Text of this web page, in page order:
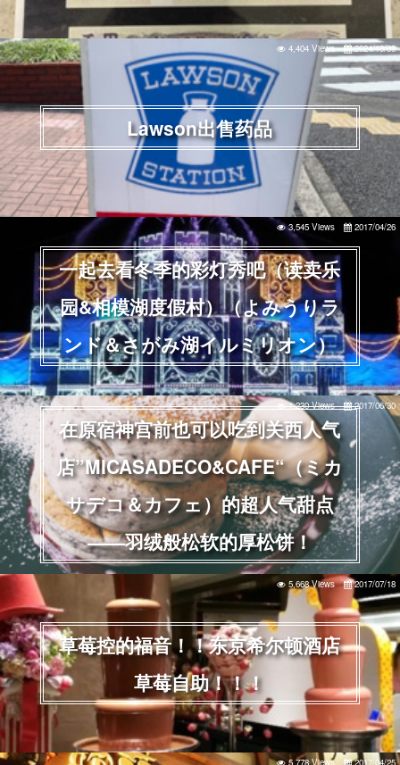
Lawson出售药品
4,404 Views 2024/10/09
一起去看冬季的彩灯秀吧（读卖乐
园&相模湖度假村）（よみうりラ
ンド＆さがみ湖イルミリオン）
3,545 Views 2017/04/26
在原宿神宫前也可以吃到关西人气
店”MICASADECO&CAFE“（ミカ
サデコ＆カフェ）的超人气甜点
——羽绒般松软的厚松饼！
1,230 Views 2017/06/30
草莓控的福音！！东京希尔顿酒店
草莓自助！！！
5,668 Views 2017/07/18